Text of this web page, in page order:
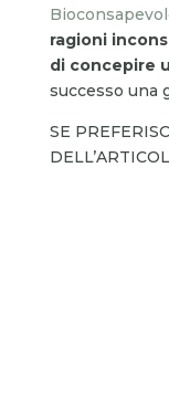
ragioni
di concepire
successo una
SE